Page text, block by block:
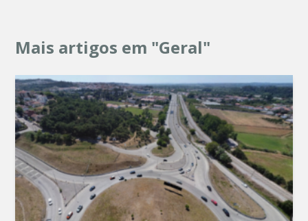
Mais artigos em "Geral"